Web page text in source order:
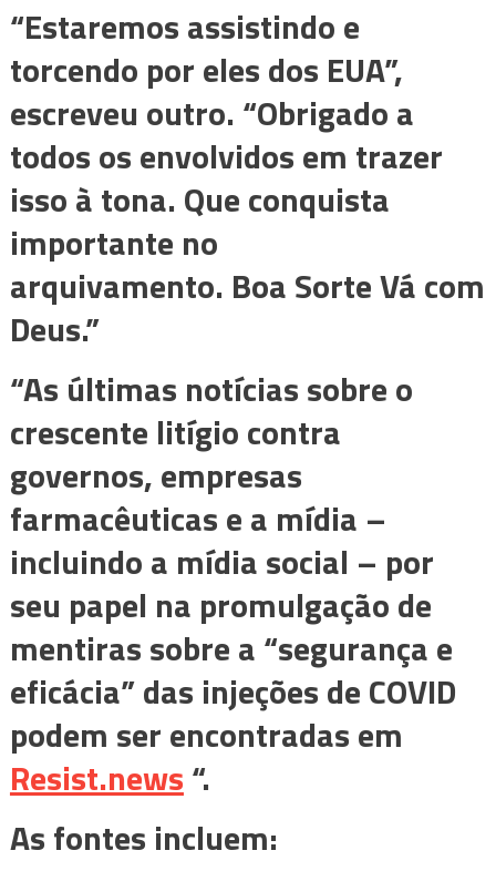
“Estaremos assistindo e
torcendo por eles dos EUA”,
escreveu outro. “Obrigado a
todos os envolvidos em trazer
isso à tona. Que conquista
importante no
arquivamento. Boa Sorte Vá com
Deus.”
“As últimas notícias sobre o
crescente litígio contra
governos, empresas
farmacêuticas e a mídia –
incluindo a mídia social – por
seu papel na promulgação de
mentiras sobre a “segurança e
eficácia” das injeções de COVID
podem ser encontradas em
Resist.news“.
As fontes incluem: